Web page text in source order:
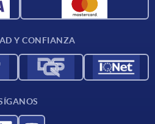
Y CONFIANZA